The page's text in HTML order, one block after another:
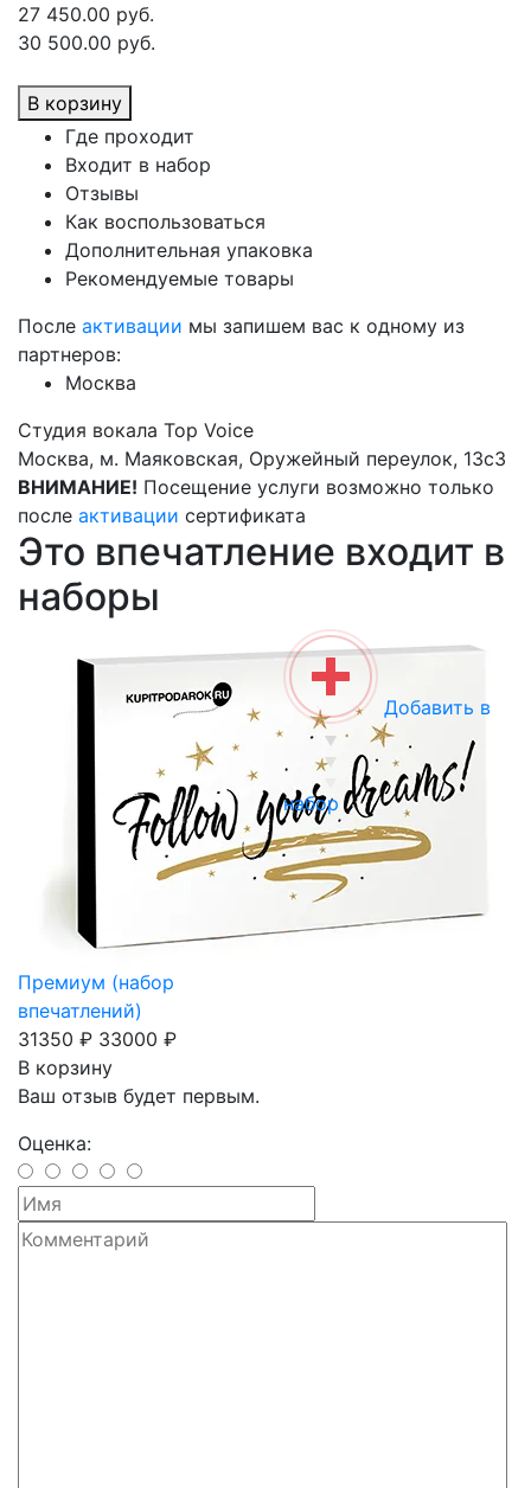
27 450.00 руб.
30 500.00 руб.
В корзину
Где проходит
Входит в набор
Отзывы
Как воспользоваться
Дополнительная упаковка
Рекомендуемые товары
После активации мы запишем вас к одному из
партнеров:
Москва
Студия вокала Top Voice
Москва, м. Маяковская, Оружейный переулок, 13с3
ВНИМАНИЕ! Посещение услуги возможно только
после активации сертификата
Это впечатление входит в
наборы
Премиум (набор
впечатлений)
31350 ₽ 33000 ₽
В корзину
Добавить в
набор
Ваш отзыв будет первым.
Оценка: